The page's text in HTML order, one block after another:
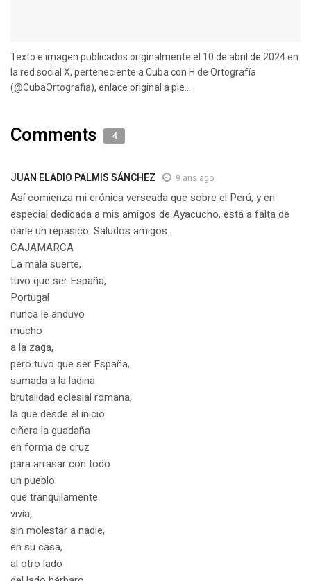
Texto e imagen publicados originalmente el 10 de abril de 2024 en
la red social X, perteneciente a Cuba con H de Ortografía
(@CubaOrtografia), enlace original a pie...
Comments 4
JUAN ELADIO PALMIS SÁNCHEZ 9 ans ago
Así comienza mi crónica verseada que sobre el Perú, y en
especial dedicada a mis amigos de Ayacucho, está a falta de
darle un repasico. Saludos amigos.
CAJAMARCA
La mala suerte,
tuvo que ser España,
Portugal
nunca le anduvo
mucho
a la zaga,
pero tuvo que ser España,
sumada a la ladina
brutalidad eclesial romana,
la que desde el inicio
ciñera la guadaña
en forma de cruz
para arrasar con todo
un pueblo
que tranquilamente
vivía,
sin molestar a nadie,
en su casa,
al otro lado